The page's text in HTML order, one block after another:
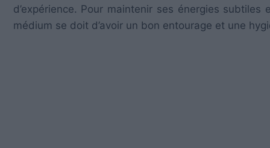
d’expérience. Pour maintenir ses énergies
médium se doit d’avoir un bon entourage et une